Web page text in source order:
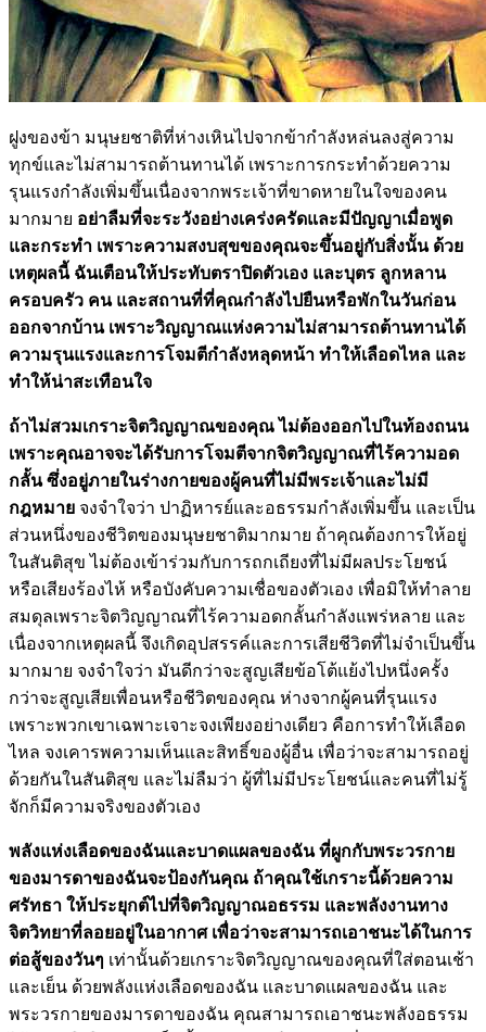
ฝูงของข้า มนุษยชาติที่ห่างเหินไปจากข้ากำลังหล่นลงสู่ความ
ทุกข์และไม่สามารถต้านทานได้ เพราะการกระทำด้วยความ
รุนแรงกำลังเพิ่มขึ้นเนื่องจากพระเจ้าที่ขาดหายในใจของคน
มากมาย อย่าลืมที่จะระวังอย่างเคร่งครัดและมีปัญญาเมื่อพูด
และกระทำ เพราะความสงบสุขของคุณจะขึ้นอยู่กับสิ่งนั้น ด้วย
เหตุผลนี้ ฉันเตือนให้ประทับตราปิดตัวเอง และบุตร ลูกหลาน
ครอบครัว คน และสถานที่ที่คุณกำลังไปยืนหรือพักในวันก่อน
ออกจากบ้าน เพราะวิญญาณแห่งความไม่สามารถต้านทานได้
ความรุนแรงและการโจมตีกำลังหลุดหน้า ทำให้เลือดไหล และ
ทำให้น่าสะเทือนใจ
ถ้าไม่สวมเกราะจิตวิญญาณของคุณ ไม่ต้องออกไปในท้องถนน
เพราะคุณอาจจะได้รับการโจมตีจากจิตวิญญาณที่ไร้ความอด
กลั้น ซึ่งอยู่ภายในร่างกายของผู้คนที่ไม่มีพระเจ้าและไม่มี
กฎหมาย จงจำใจว่า ปาฏิหารย์และอธรรมกำลังเพิ่มขึ้น และเป็น
ส่วนหนึ่งของชีวิตของมนุษยชาติมากมาย ถ้าคุณต้องการให้อยู่
ในสันติสุข ไม่ต้องเข้าร่วมกับการถกเถียงที่ไม่มีผลประโยชน์
หรือเสียงร้องไห้ หรือบังคับความเชื่อของตัวเอง เพื่อมิให้ทำลาย
สมดุลเพราะจิตวิญญาณที่ไร้ความอดกลั้นกำลังแพร่หลาย และ
เนื่องจากเหตุผลนี้ จึงเกิดอุปสรรค์และการเสียชีวิตที่ไม่จำเป็นขึ้น
มากมาย จงจำใจว่า มันดีกว่าจะสูญเสียข้อโต้แย้งไปหนึ่งครั้ง
กว่าจะสูญเสียเพื่อนหรือชีวิตของคุณ ห่างจากผู้คนที่รุนแรง
เพราะพวกเขาเฉพาะเจาะจงเพียงอย่างเดียว คือการทำให้เลือด
ไหล จงเคารพความเห็นและสิทธิ์ของผู้อื่น เพื่อว่าจะสามารถอยู่
ด้วยกันในสันติสุข และไม่ลืมว่า ผู้ที่ไม่มีประโยชน์และคนที่ไม่รู้
จักก็มีความจริงของตัวเอง
พลังแห่งเลือดของฉันและบาดแผลของฉัน ที่ผูกกับพระวรกาย
ของมารดาของฉันจะป้องกันคุณ ถ้าคุณใช้เกราะนี้ด้วยความ
ศรัทธา ให้ประยุกต์ไปที่จิตวิญญาณอธรรม และพลังงานทาง
จิตวิทยาที่ลอยอยู่ในอากาศ เพื่อว่าจะสามารถเอาชนะได้ในการ
ต่อสู้ของวันๆ เท่านั้นด้วยเกราะจิตวิญญาณของคุณที่ใส่ตอนเช้า
และเย็น ด้วยพลังแห่งเลือดของฉัน และบาดแผลของฉัน และ
พระวรกายของมารดาของฉัน คุณสามารถเอาชนะพลังอธรรม